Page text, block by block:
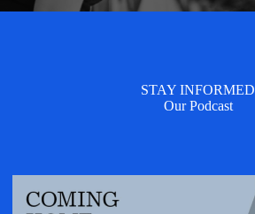
STAY INFORMED
Our Podcast